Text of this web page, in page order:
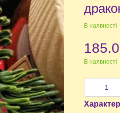
В наявності
В наявності